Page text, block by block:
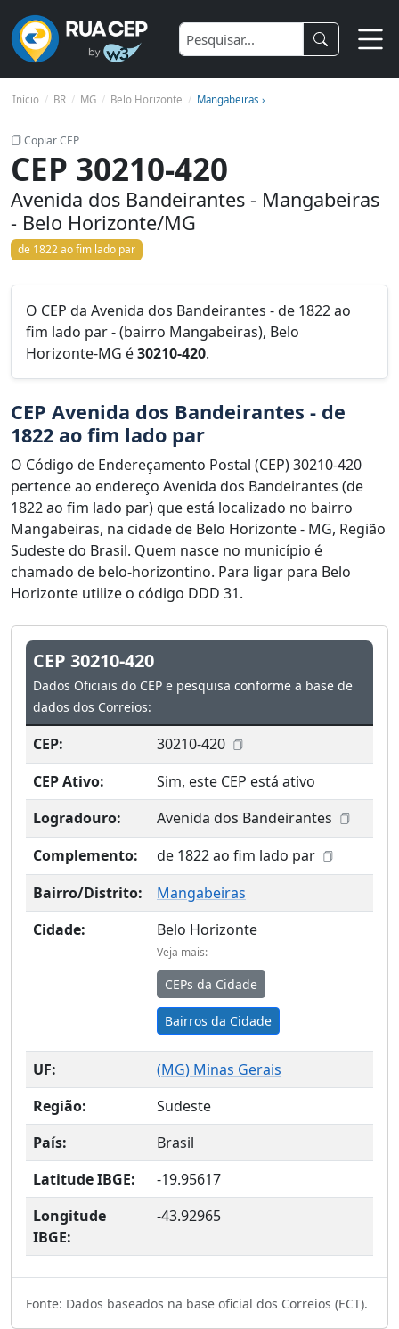
Início BR MG Belo Horizonte Mangabeiras ›
Copiar CEP
CEP 30210-420
Avenida dos Bandeirantes - Mangabeiras
- Belo Horizonte/MG
de 1822 ao fim lado par
O CEP da Avenida dos Bandeirantes - de 1822 ao
fim lado par - (bairro Mangabeiras), Belo
Horizonte-MG é30210-420.
CEP Avenida dos Bandeirantes - de
1822 ao fim lado par
O Código de Endereçamento Postal (CEP) 30210-420
pertence ao endereço Avenida dos Bandeirantes (de
1822 ao fim lado par) que está localizado no bairro
Mangabeiras, na cidade de Belo Horizonte - MG, Região
Sudeste do Brasil. Quem nasce no município é
chamado de belo-horizontino. Para ligar para Belo
Horizonte utilize o código DDD 31.
CEP 30210-420
Dados Oficiais do CEP e pesquisa conforme a base de
dados dos Correios:
CEP:
30210-420
CEP Ativo:
Sim, este CEP está ativo
Logradouro:
Avenida dos Bandeirantes
Complemento:
de 1822 ao fim lado par
Bairro/Distrito:
Mangabeiras
Cidade:
Belo Horizonte
Veja mais:
CEPs da Cidade
Bairros da Cidade
UF: (MG) Minas Gerais
Região:
Sudeste
País:
Brasil
Latitude IBGE:
-19.95617
Longitude
IBGE:
-43.92965
Fonte: Dados baseados na base oficial dos Correios (ECT).